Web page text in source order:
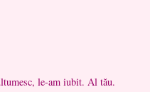
le-am iubit. Al tău.